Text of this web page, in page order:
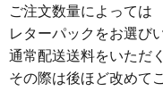
ご注文数量によっては
レターパックをお選び
通常配送送料をいただ
その際は後ほど改めて